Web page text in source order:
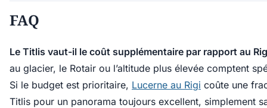
FAQ
Le Titlis vaut-il le coût supplémentaire par rapport au
au glacier, le Rotair ou l’altitude plus élevée comptent
Si le budget est prioritaire, Lucerne au Rigi coûte une
Titlis pour un panorama toujours excellent, simplement